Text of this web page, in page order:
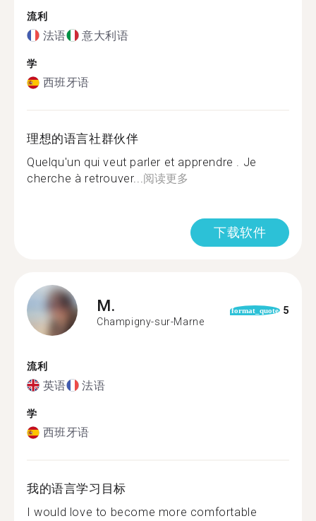
流利
法语 意大利语
学
西班牙语
理想的语言社群伙伴
Quelqu'un qui veut parler et apprendre . Je
cherche à retrouver...阅读更多
下载软件
M.
Champigny-sur-Marne
format_quote 5
流利
英语 法语
学
西班牙语
我的语言学习目标
I would love to become more comfortable